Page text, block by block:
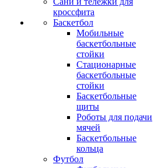
кроссфита
Баскетбол
Мобильные
баскетбольные
стойки
Стационарные
баскетбольные
стойки
Баскетбольные
щиты
Роботы для подачи
мячей
Баскетбольные
кольца
Футбол